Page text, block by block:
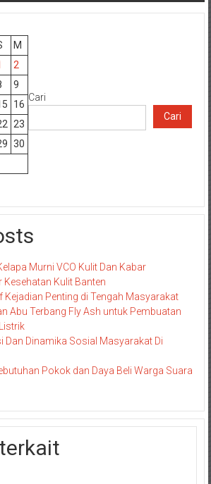
M
2
9
16
23
30
Cari
Cari
Murni VCO Kulit Dan Kabar
Kesehatan Kulit Banten
Kejadian Penting di Tengah Masyarakat
Abu Terbang Fly Ash untuk Pembuatan
Dan Dinamika Sosial Masyarakat Di
Pokok dan Daya Beli Warga Suara